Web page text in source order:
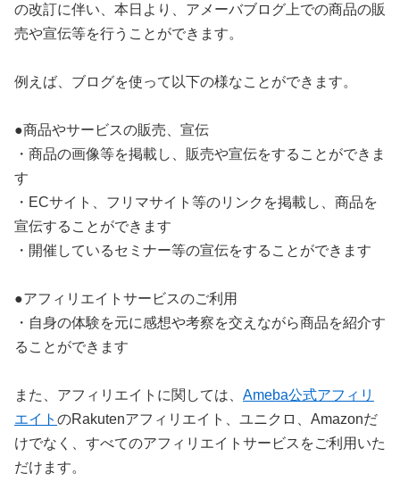
の改訂に伴い、本日より、アメーバブログ上での商品の販
売や宣伝等を行うことができます。
例えば、ブログを使って以下の様なことができます。
●商品やサービスの販売、宣伝
・商品の画像等を掲載し、販売や宣伝をすることができま
す
・ECサイト、フリマサイト等のリンクを掲載し、商品を
宣伝することができます
・開催しているセミナー等の宣伝をすることができます
●アフィリエイトサービスのご利用
・自身の体験を元に感想や考察を交えながら商品を紹介す
ることができます
また、アフィリエイトに関しては、 Ameba公式アフィリ
エイト のRakutenアフィリエイト、ユニクロ、Amazonだ
けでなく、すべてのアフィリエイトサービスをご利用いた
だけます。